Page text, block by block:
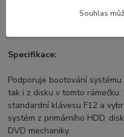
pro ilustrativní účely.
Specifikace:
Podporuje bootování
tak i z disku v tomto
standardní klávesu F12 a
systém z primárního HDD,
DVD mechaniky.
Souhlas